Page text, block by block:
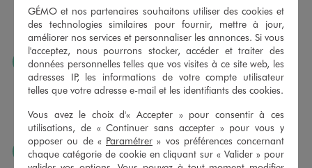
remboursement pour tout article non porté, non retouché,
sous 30 jours, sur simple présentation du ticket de caisse,
dans tous les magasins GÉMO.
JE PEUX FAIRE RETOUCHER MES ARTICLES
Ourlets, ceintures… vous avez la possibilité de faire
retoucher vos articles textiles dans nos magasins. Les tarifs
sont à votre disposition sur simple demande. Voir
conditions en magasins.
J’AIME FAIRE PLAISIR
GÉMO et nos partenaires souhaitons utiliser des cookies et
des technologies similaires pour fournir, mettre à jour,
améliorer nos services et personnaliser les annonces. Si vous
l'acceptez, nous pourrons stocker, accéder et traiter des
données personnelles telles que vos visites à ce site web, les
adresses IP, les informations de votre compte utilisateur
telles que votre adresse e-mail et les identifiants des cookies.
Vous avez le choix d'« Accepter » pour consentir à ces
utilisations, de « Continuer sans accepter » pour vous y
opposer ou de « Paramétrer » vos préférences concernant
chaque catégorie de cookie en cliquant sur « Valider » pour